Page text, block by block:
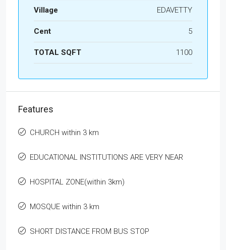
Village EDAVETTY
Cent 5
TOTAL SQFT 1100
Features
CHURCH within 3 km
EDUCATIONAL INSTITUTIONS ARE VERY NEAR
HOSPITAL ZONE(within 3km)
MOSQUE within 3 km
SHORT DISTANCE FROM BUS STOP